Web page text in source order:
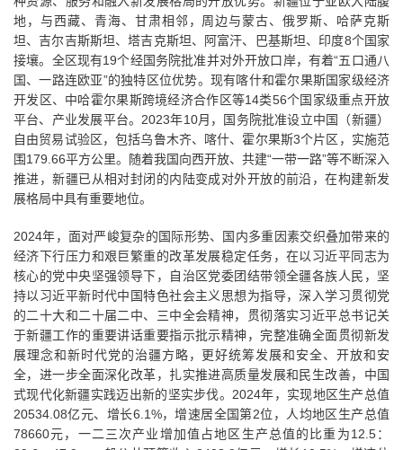
地，与西藏、青海、甘肃相邻，周边与蒙古、俄罗斯、哈萨克斯
坦、吉尔吉斯斯坦、塔吉克斯坦、阿富汗、巴基斯坦、印度8个国家
接壤。全区现有19个经国务院批准并对外开放口岸，有着“五口通八
国、一路连欧亚”的独特区位优势。现有喀什和霍尔果斯国家级经济
开发区、中哈霍尔果斯跨境经济合作区等14类56个国家级重点开放
平台、产业发展平台。2023年10月，国务院批准设立中国（新疆）
自由贸易试验区，包括乌鲁木齐、喀什、霍尔果斯3个片区，实施范
围179.66平方公里。随着我国向西开放、共建“一带一路”等不断深入
推进，新疆已从相对封闭的内陆变成对外开放的前沿，在构建新发
展格局中具有重要地位。
2024年，面对严峻复杂的国际形势、国内多重因素交织叠加带来的
经济下行压力和艰巨繁重的改革发展稳定任务，在以习近平同志为
核心的党中央坚强领导下，自治区党委团结带领全疆各族人民，坚
持以习近平新时代中国特色社会主义思想为指导，深入学习贯彻党
的二十大和二十届二中、三中全会精神，贯彻落实习近平总书记关
于新疆工作的重要讲话重要指示批示精神，完整准确全面贯彻新发
展理念和新时代党的治疆方略，更好统筹发展和安全、开放和安
全，进一步全面深化改革，扎实推进高质量发展和民生改善，中国
式现代化新疆实践迈出新的坚实步伐。2024年，实现地区生产总值
20534.08亿元、增长6.1%，增速居全国第2位，人均地区生产总值
78660元，一二三次产业增加值占地区生产总值的比重为12.5：